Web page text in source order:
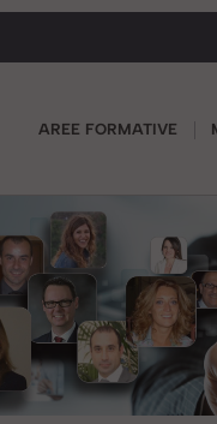
AREE FORMATIVE